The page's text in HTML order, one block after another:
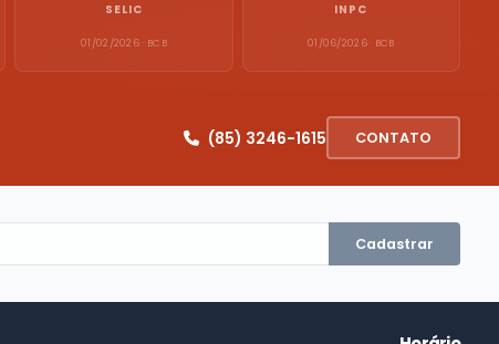
SELIC
01/02/2026 · BCB
INPC
01/06/2026 · BCB
(85) 3246-1615 CONTATO
Cadastrar